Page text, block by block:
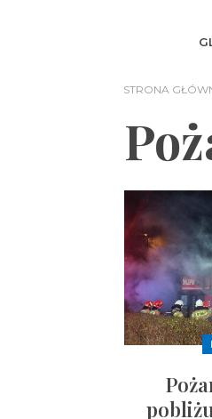
STRONA